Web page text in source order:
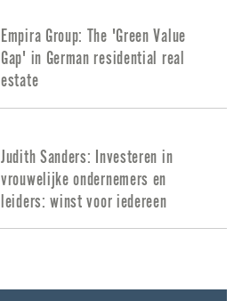
Empira Group: The 'Green Value
Gap' in German residential real
estate
Judith Sanders: Investeren in
vrouwelijke ondernemers en
leiders: winst voor iedereen